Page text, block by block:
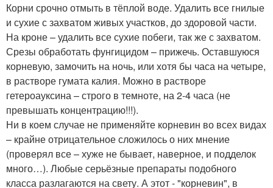
Корни срочно отмыть в тёплой воде. Удалить все гнилые
и сухие с захватом живых участков, до здоровой части.
На кроне – удалить все сухие побеги, так же с захватом.
Срезы обработать фунгицидом – прижечь. Оставшуюся
корневую, замочить на ночь, или хотя бы часа на четыре,
в растворе гумата калия. Можно в растворе
гетероауксина – строго в темноте, на 2-4 часа (не
превышать концентрацию!!!).
Ни в коем случае не применяйте корневин во всех видах
– крайне отрицательное сложилось о них мнение
(проверял все – хуже не бывает, наверное, и подделок
много…). Любые серьёзные препараты подобного
класса разлагаются на свету. А этот - "корневин", в